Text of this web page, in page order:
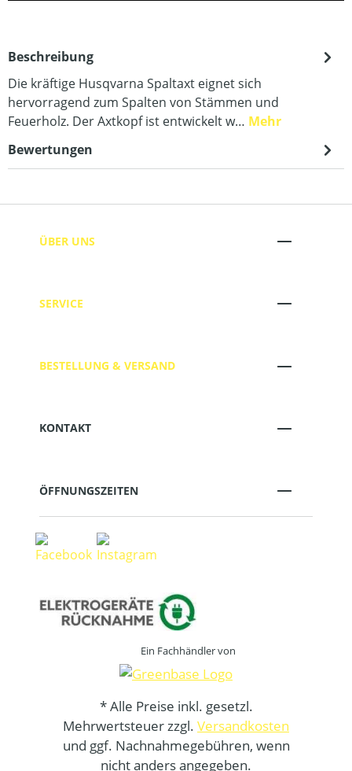
Beschreibung
Die kräftige Husqvarna Spaltaxt eignet sich
hervorragend zum Spalten von Stämmen und
Feuerholz. Der Axtkopf ist entwickelt w… Mehr
Bewertungen
ÜBER UNS
SERVICE
BESTELLUNG & VERSAND
KONTAKT
ÖFFNUNGSZEITEN
Ein Fachhändler von
* Alle Preise inkl. gesetzl.
Mehrwertsteuer zzgl. Versandkosten
und ggf. Nachnahmegebühren, wenn
nicht anders angegeben.